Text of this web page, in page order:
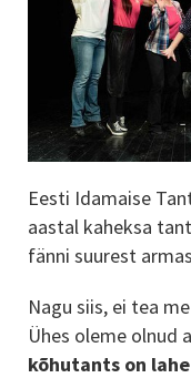
Eesti Idamaise
aastal kaheksa
fänni suurest
Nagu siis, ei tea
Ühes oleme olnud
kõhutants on